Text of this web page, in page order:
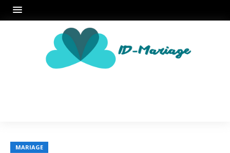
MARIAGE